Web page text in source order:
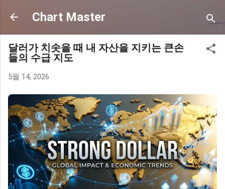
기본 콘텐츠로 건너뛰기
Chart Master
달러가 치솟을 때 내 자산을 지키는 큰손
들의 수급 지도
5월 14, 2026